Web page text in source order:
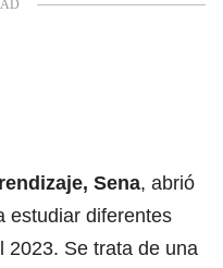
Sena, abrió
estudiar diferentes
2023. Se trata de una